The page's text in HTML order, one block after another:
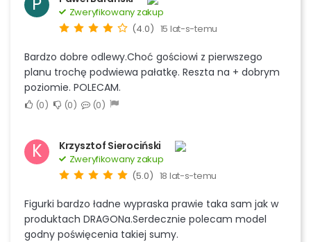
Zweryfikowany zakup
(4.0) 15 lat-s-temu
Bardzo dobre odlewy.Choć gościowi z pierwszego
planu trochę podwiewa pałatkę. Reszta na + dobrym
poziomie. POLECAM.
0 0 0
K Krzysztof Sierociński
Zweryfikowany zakup
(5.0) 18 lat-s-temu
Figurki bardzo ładne wypraska prawie taka sam jak w
produktach DRAGONa.Serdecznie polecam model
godny poświęcenia takiej sumy.